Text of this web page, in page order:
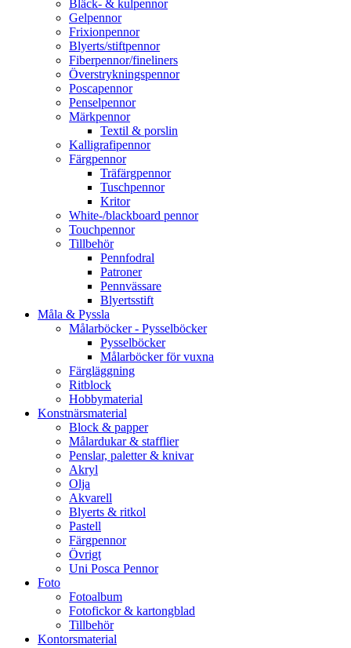
Bläck- & kulpennor
Gelpennor
Frixionpennor
Blyerts/stiftpennor
Fiberpennor/fineliners
Överstrykningspennor
Poscapennor
Penselpennor
Märkpennor
Textil & porslin
Kalligrafipennor
Färgpennor
Träfärgpennor
Tuschpennor
Kritor
White-/blackboard pennor
Touchpennor
Tillbehör
Pennfodral
Patroner
Pennvässare
Blyertsstift
Måla & Pyssla
Målarböcker - Pysselböcker
Pysselböcker
Målarböcker för vuxna
Färgläggning
Ritblock
Hobbymaterial
Konstnärsmaterial
Block & papper
Målardukar & stafflier
Penslar, paletter & knivar
Akryl
Olja
Akvarell
Blyerts & ritkol
Pastell
Färgpennor
Övrigt
Uni Posca Pennor
Foto
Fotoalbum
Fotofickor & kartongblad
Tillbehör
Kontorsmaterial